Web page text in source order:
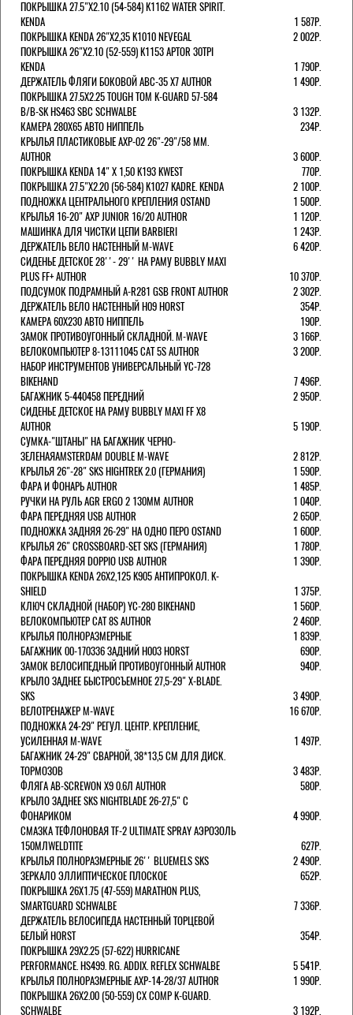
ПОКРЫШКА 27.5"Х2.10 (54-584) K1162 WATER SPIRIT.
KENDA
1 587Р.
ПОКРЫШКА KENDA 26"Х2,35 K1010 NEVEGAL
2 002Р.
ПОКРЫШКА 26"Х2.10 (52-559) K1153 APTOR 30TPI
KENDA
1 790Р.
ДЕРЖАТЕЛЬ ФЛЯГИ БОКОВОЙ ABC-35 X7 AUTHOR
1 490Р.
ПОКРЫШКА 27.5X2.25 TOUGH TOM K-GUARD 57-584
B/B-SK HS463 SBC SCHWALBE
3 132Р.
КАМЕРА 280Х65 АВТО НИППЕЛЬ
234Р.
КРЫЛЬЯ ПЛАСТИКОВЫЕ AXP-02 26"-29"/58 ММ.
AUTHOR
3 600Р.
ПОКРЫШКА KENDA 14" Х 1,50 K193 KWEST
770Р.
ПОКРЫШКА 27.5"Х2.20 (56-584) K1027 KADRE. KENDA
2 100Р.
ПОДНОЖКА ЦЕНТРАЛЬНОГО КРЕПЛЕНИЯ OSTAND
1 500Р.
КРЫЛЬЯ 16-20" AXP JUNIOR 16/20 AUTHOR
1 120Р.
МАШИНКА ДЛЯ ЧИСТКИ ЦЕПИ BARBIERI
1 243Р.
ДЕРЖАТЕЛЬ ВЕЛО НАСТЕННЫЙ M-WAVE
6 420Р.
СИДЕНЬЕ ДЕТСКОЕ 28''- 29'' НА РАМУ BUBBLY MAXI
PLUS FF+ AUTHOR
10 370Р.
ПОДСУМОК ПОДРАМНЫЙ A-R281 GSB FRONT AUTHOR
2 302Р.
ДЕРЖАТЕЛЬ ВЕЛО НАСТЕННЫЙ H09 HORST
354Р.
КАМЕРА 60X230 АВТО НИППЕЛЬ
190Р.
ЗАМОК ПРОТИВОУГОННЫЙ СКЛАДНОЙ. M-WAVE
3 166Р.
ВЕЛОКОМПЬЮТЕР 8-13111045 CAT 5S AUTHOR
3 200Р.
НАБОР ИНСТРУМЕНТОВ УНИВЕРСАЛЬНЫЙ YC-728
BIKEHAND
7 496Р.
БАГАЖНИК 5-440458 ПЕРЕДНИЙ
2 950Р.
СИДЕНЬЕ ДЕТСКОЕ НА РАМУ BUBBLY MAXI FF X8
AUTHOR
5 190Р.
СУМКА-"ШТАНЫ" НА БАГАЖНИК ЧЕРНО-
ЗЕЛЕНАЯAMSTERDAM DOUBLE M-WAVE
2 812Р.
КРЫЛЬЯ 26"-28" SKS HIGHTREK 2.0 (ГЕРМАНИЯ)
1 590Р.
ФАРА И ФОНАРЬ AUTHOR
1 485Р.
РУЧКИ НА РУЛЬ AGR ERGO 2 130ММ AUTHOR
1 040Р.
ФАРА ПЕРЕДНЯЯ USB AUTHOR
2 650Р.
ПОДНОЖКА ЗАДНЯЯ 26-29" НА ОДНО ПЕРО OSTAND
1 600Р.
КРЫЛЬЯ 26" CROSSBOARD-SET SKS (ГЕРМАНИЯ)
1 780Р.
ФАРА ПЕРЕДНЯЯ DOPPIO USB AUTHOR
1 390Р.
ПОКРЫШКА KENDA 26Х2,125 K905 АНТИПРОКОЛ. K-
SHIELD
1 375Р.
КЛЮЧ СКЛАДНОЙ (НАБОР) YC-280 BIKEHAND
1 560Р.
ВЕЛОКОМПЬЮТЕР CAT 8S AUTHOR
2 460Р.
КРЫЛЬЯ ПОЛНОРАЗМЕРНЫЕ
1 839Р.
БАГАЖНИК 00-170336 ЗАДНИЙ H003 HORST
690Р.
ЗАМОК ВЕЛОСИПЕДНЫЙ ПРОТИВОУГОННЫЙ AUTHOR
940Р.
КРЫЛО ЗАДНЕЕ БЫСТРОСЪЕМНОЕ 27,5-29" X-BLADE.
SKS
3 490Р.
ВЕЛОТРЕНАЖЕР M-WAVE
16 670Р.
ПОДНОЖКА 24-29" РЕГУЛ. ЦЕНТР. КРЕПЛЕНИЕ,
УСИЛЕННАЯ M-WAVE
1 497Р.
БАГАЖНИК 24-29" СВАРНОЙ, 38*13,5 СМ ДЛЯ ДИСК.
ТОРМОЗОВ
3 483Р.
ФЛЯГА AB-SCREWON X9 0.6Л AUTHOR
580Р.
КРЫЛО ЗАДНЕЕ SKS NIGHTBLADE 26-27,5" С
ФОНАРИКОМ
4 990Р.
СМАЗКА ТЕФЛОНОВАЯ TF-2 ULTIMATE SPRAY АЭРОЗОЛЬ
150МЛWELDTITE
627Р.
КРЫЛЬЯ ПОЛНОРАЗМЕРНЫЕ 26'' BLUEMELS SKS
2 490Р.
ЗЕРКАЛО ЭЛЛИПТИЧЕСКОЕ ПЛОСКОЕ
652Р.
ПОКРЫШКА 26X1.75 (47-559) MARATHON PLUS,
SMARTGUARD SCHWALBE
7 336Р.
ДЕРЖАТЕЛЬ ВЕЛОCИПЕДА НАСТЕННЫЙ ТОРЦЕВОЙ
БЕЛЫЙ HORST
354Р.
ПОКРЫШКА 29X2.25 (57-622) HURRICANE
PERFORMANCE. HS499. RG. ADDIX. REFLEX SCHWALBE
5 541Р.
КРЫЛЬЯ ПОЛНОРАЗМЕРНЫЕ AXP-14-28/37 AUTHOR
1 990Р.
ПОКРЫШКА 26X2.00 (50-559) CX COMP K-GUARD.
SCHWALBE
3 192Р.